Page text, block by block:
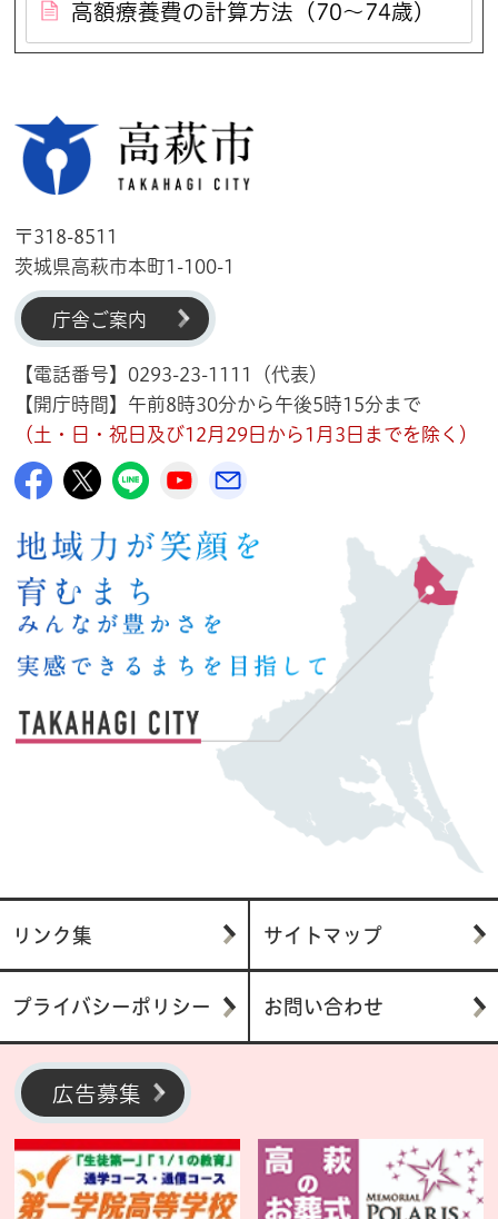
高額療養費の計算方法（70～74歳）
〒318-8511
茨城県高萩市本町1-100-1
庁舎ご案内
【電話番号】0293-23-1111（代表）
【開庁時間】午前8時30分から午後5時15分まで
（土・日・祝日及び12月29日から1月3日までを除く）
高萩市公式Facebook
高萩市公式X
高萩市公式LINE
高萩市YouTube公式チャンネル
リンク集 サイトマップ
プライバシーポリシー お問い合わせ
広告募集